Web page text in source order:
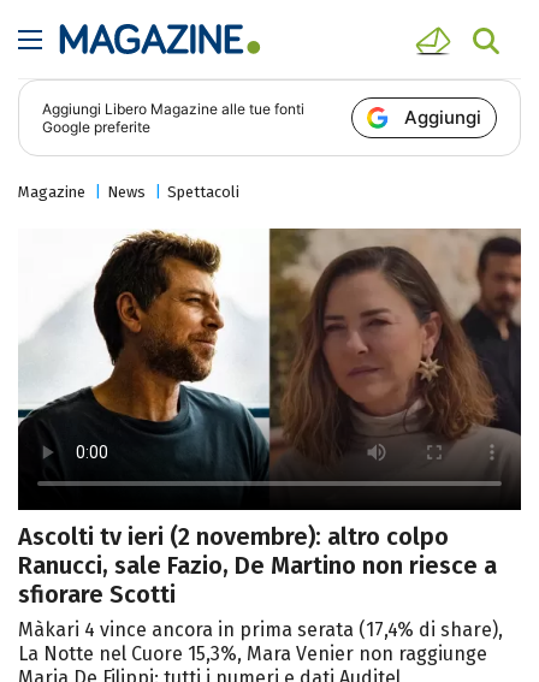
Aggiungi Libero Magazine alle tue fonti
Google preferite
Aggiungi
Magazine News Spettacoli
Ascolti tv ieri (2 novembre): altro colpo
Ranucci, sale Fazio, De Martino non riesce a
sfiorare Scotti
Màkari 4 vince ancora in prima serata (17,4% di share),
La Notte nel Cuore 15,3%, Mara Venier non raggiunge